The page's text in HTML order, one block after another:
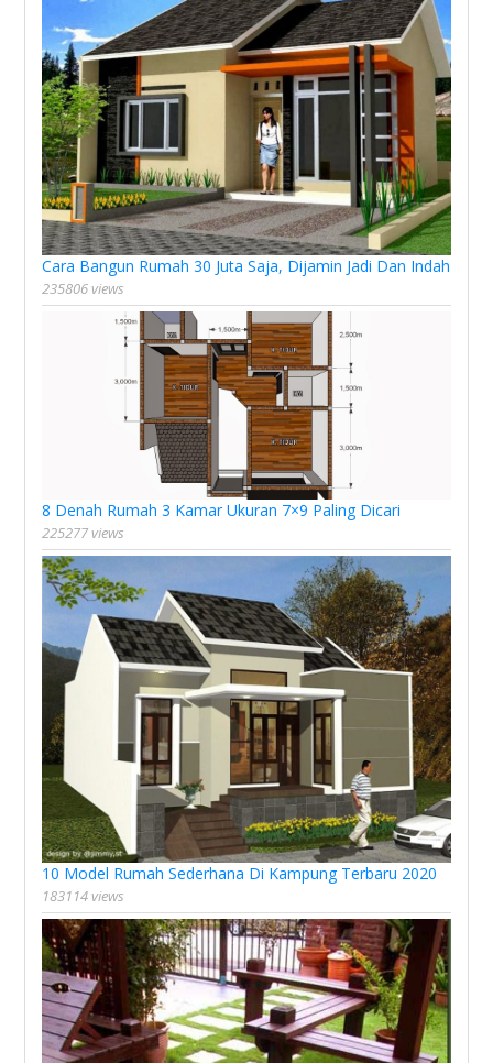
Cara Bangun Rumah 30 Juta Saja, Dijamin Jadi Dan Indah
235806 views
8 Denah Rumah 3 Kamar Ukuran 7×9 Paling Dicari
225277 views
10 Model Rumah Sederhana Di Kampung Terbaru 2020
183114 views